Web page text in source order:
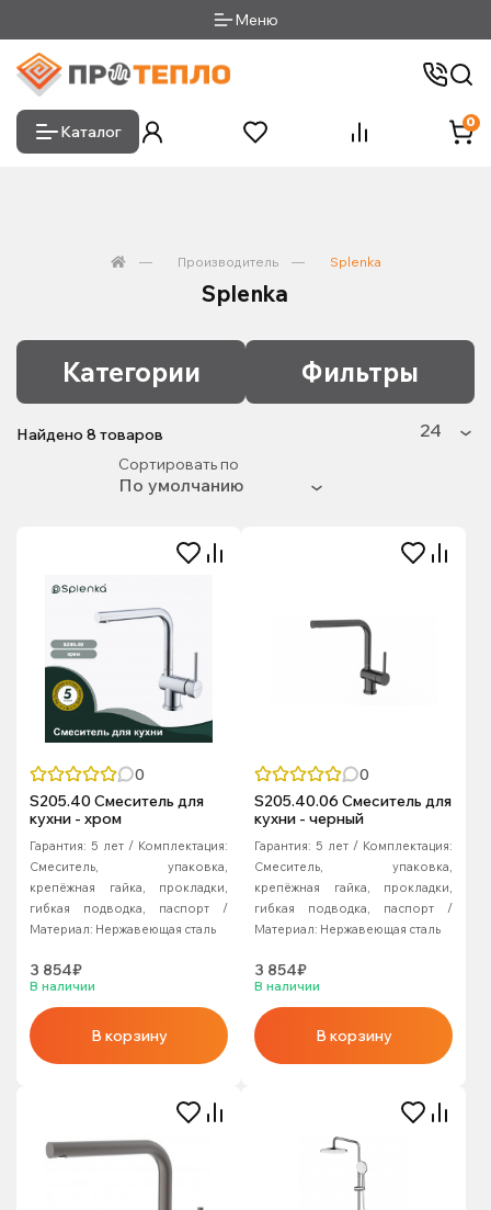
Меню
Каталог
0
Производитель Splenka
Splenka
Категории Фильтры
Найдено8 товаров
Сортировать по
0
S205.40 Смеситель для
кухни - хром
Гарантия: 5 лет
Комплектация:
Смеситель, упаковка,
крепёжная гайка, прокладки,
гибкая подводка, паспорт
Материал: Нержавеющая сталь
3 854₽
В наличии
В корзину
0
S205.40.06 Смеситель для
кухни - черный
Гарантия: 5 лет
Комплектация:
Смеситель, упаковка,
крепёжная гайка, прокладки,
гибкая подводка, паспорт
Материал: Нержавеющая сталь
3 854₽
В наличии
В корзину